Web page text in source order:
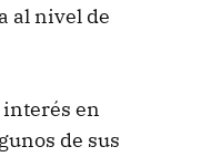
al nivel de
interés en
de sus